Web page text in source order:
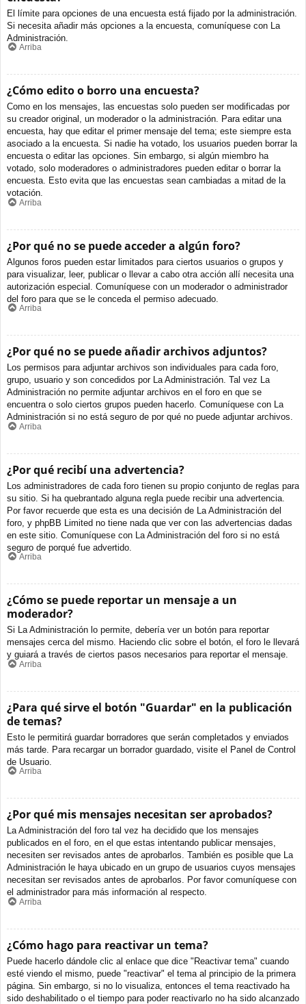
El límite para opciones de una encuesta está fijado por la administración.
Si necesita añadir más opciones a la encuesta, comuníquese con La
Administración.
Arriba
¿Cómo edito o borro una encuesta?
Como en los mensajes, las encuestas solo pueden ser modificadas por
su creador original, un moderador o la administración. Para editar una
encuesta, hay que editar el primer mensaje del tema; este siempre esta
asociado a la encuesta. Si nadie ha votado, los usuarios pueden borrar la
encuesta o editar las opciones. Sin embargo, si algún miembro ha
votado, solo moderadores o administradores pueden editar o borrar la
encuesta. Esto evita que las encuestas sean cambiadas a mitad de la
votación.
Arriba
¿Por qué no se puede acceder a algún foro?
Algunos foros pueden estar limitados para ciertos usuarios o grupos y
para visualizar, leer, publicar o llevar a cabo otra acción allí necesita una
autorización especial. Comuníquese con un moderador o administrador
del foro para que se le conceda el permiso adecuado.
Arriba
¿Por qué no se puede añadir archivos adjuntos?
Los permisos para adjuntar archivos son individuales para cada foro,
grupo, usuario y son concedidos por La Administración. Tal vez La
Administración no permite adjuntar archivos en el foro en que se
encuentra o solo ciertos grupos pueden hacerlo. Comuníquese con La
Administración si no está seguro de por qué no puede adjuntar archivos.
Arriba
¿Por qué recibí una advertencia?
Los administradores de cada foro tienen su propio conjunto de reglas para
su sitio. Si ha quebrantado alguna regla puede recibir una advertencia.
Por favor recuerde que esta es una decisión de La Administración del
foro, y phpBB Limited no tiene nada que ver con las advertencias dadas
en este sitio. Comuníquese con La Administración del foro si no está
seguro de porqué fue advertido.
Arriba
¿Cómo se puede reportar un mensaje a un
moderador?
Si La Administración lo permite, debería ver un botón para reportar
mensajes cerca del mismo. Haciendo clic sobre el botón, el foro le llevará
y guiará a través de ciertos pasos necesarios para reportar el mensaje.
Arriba
¿Para qué sirve el botón "Guardar" en la publicación
de temas?
Esto le permitirá guardar borradores que serán completados y enviados
más tarde. Para recargar un borrador guardado, visite el Panel de Control
de Usuario.
Arriba
¿Por qué mis mensajes necesitan ser aprobados?
La Administración del foro tal vez ha decidido que los mensajes
publicados en el foro, en el que estas intentando publicar mensajes,
necesiten ser revisados antes de aprobarlos. También es posible que La
Administración le haya ubicado en un grupo de usuarios cuyos mensajes
necesitan ser revisados antes de aprobarlos. Por favor comuníquese con
el administrador para más información al respecto.
Arriba
¿Cómo hago para reactivar un tema?
Puede hacerlo dándole clic al enlace que dice "Reactivar tema" cuando
esté viendo el mismo, puede "reactivar" el tema al principio de la primera
página. Sin embargo, si no lo visualiza, entonces el tema reactivado ha
sido deshabilitado o el tiempo para poder reactivarlo no ha sido alcanzado